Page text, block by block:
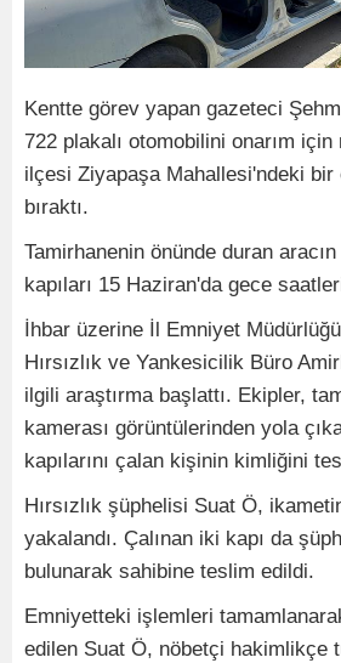
Kentte görev yapan gazeteci
722 plakalı otomobilini onarım
ilçesi Ziyapaşa Mahallesi'ndeki
bıraktı.
Tamirhanenin önünde duran
kapıları 15 Haziran'da gece
İhbar üzerine İl Emniyet
Hırsızlık ve Yankesicilik Büro
ilgili araştırma başlattı. Ekipler,
kamerası görüntülerinden yola
kapılarını çalan kişinin kimliğini
Hırsızlık şüphelisi Suat Ö,
yakalandı. Çalınan iki kapı da
bulunarak sahibine teslim edildi.
Emniyetteki işlemleri
edilen Suat Ö, nöbetçi hakimlikçe